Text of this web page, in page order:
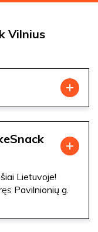
Vilnius
Lietuvoje!
Pavilnionių g.